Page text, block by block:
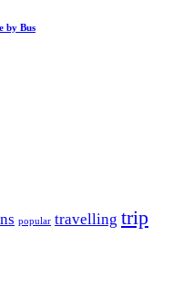
by Bus
popular travelling trip